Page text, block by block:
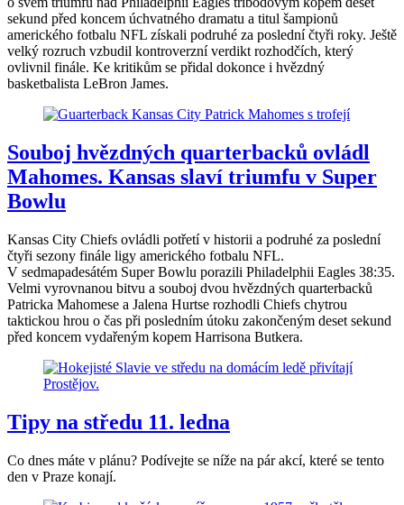
sekund před koncem úchvatného dramatu a titul šampionů
amerického fotbalu NFL získali podruhé za poslední čtyři roky. Ještě
velký rozruch vzbudil kontroverzní verdikt rozhodčích, který
ovlivnil finále. Ke kritikům se přidal dokonce i hvězdný
basketbalista LeBron James.
Souboj hvězdných quarterbacků ovládl
Mahomes. Kansas slaví triumfu v Super
Bowlu
Kansas City Chiefs ovládli potřetí v historii a podruhé za poslední
čtyři sezony finále ligy amerického fotbalu NFL.
V sedmapadesátém Super Bowlu porazili Philadelphii Eagles 38:35.
Velmi vyrovnanou bitvu a souboj dvou hvězdných quarterbacků
Patricka Mahomese a Jalena Hurtse rozhodli Chiefs chytrou
taktickou hrou o čas při posledním útoku zakončeným deset sekund
před koncem vydařeným kopem Harrisona Butkera.
Tipy na středu 11. ledna
Co dnes máte v plánu? Podívejte se níže na pár akcí, které se tento
den v Praze konají.